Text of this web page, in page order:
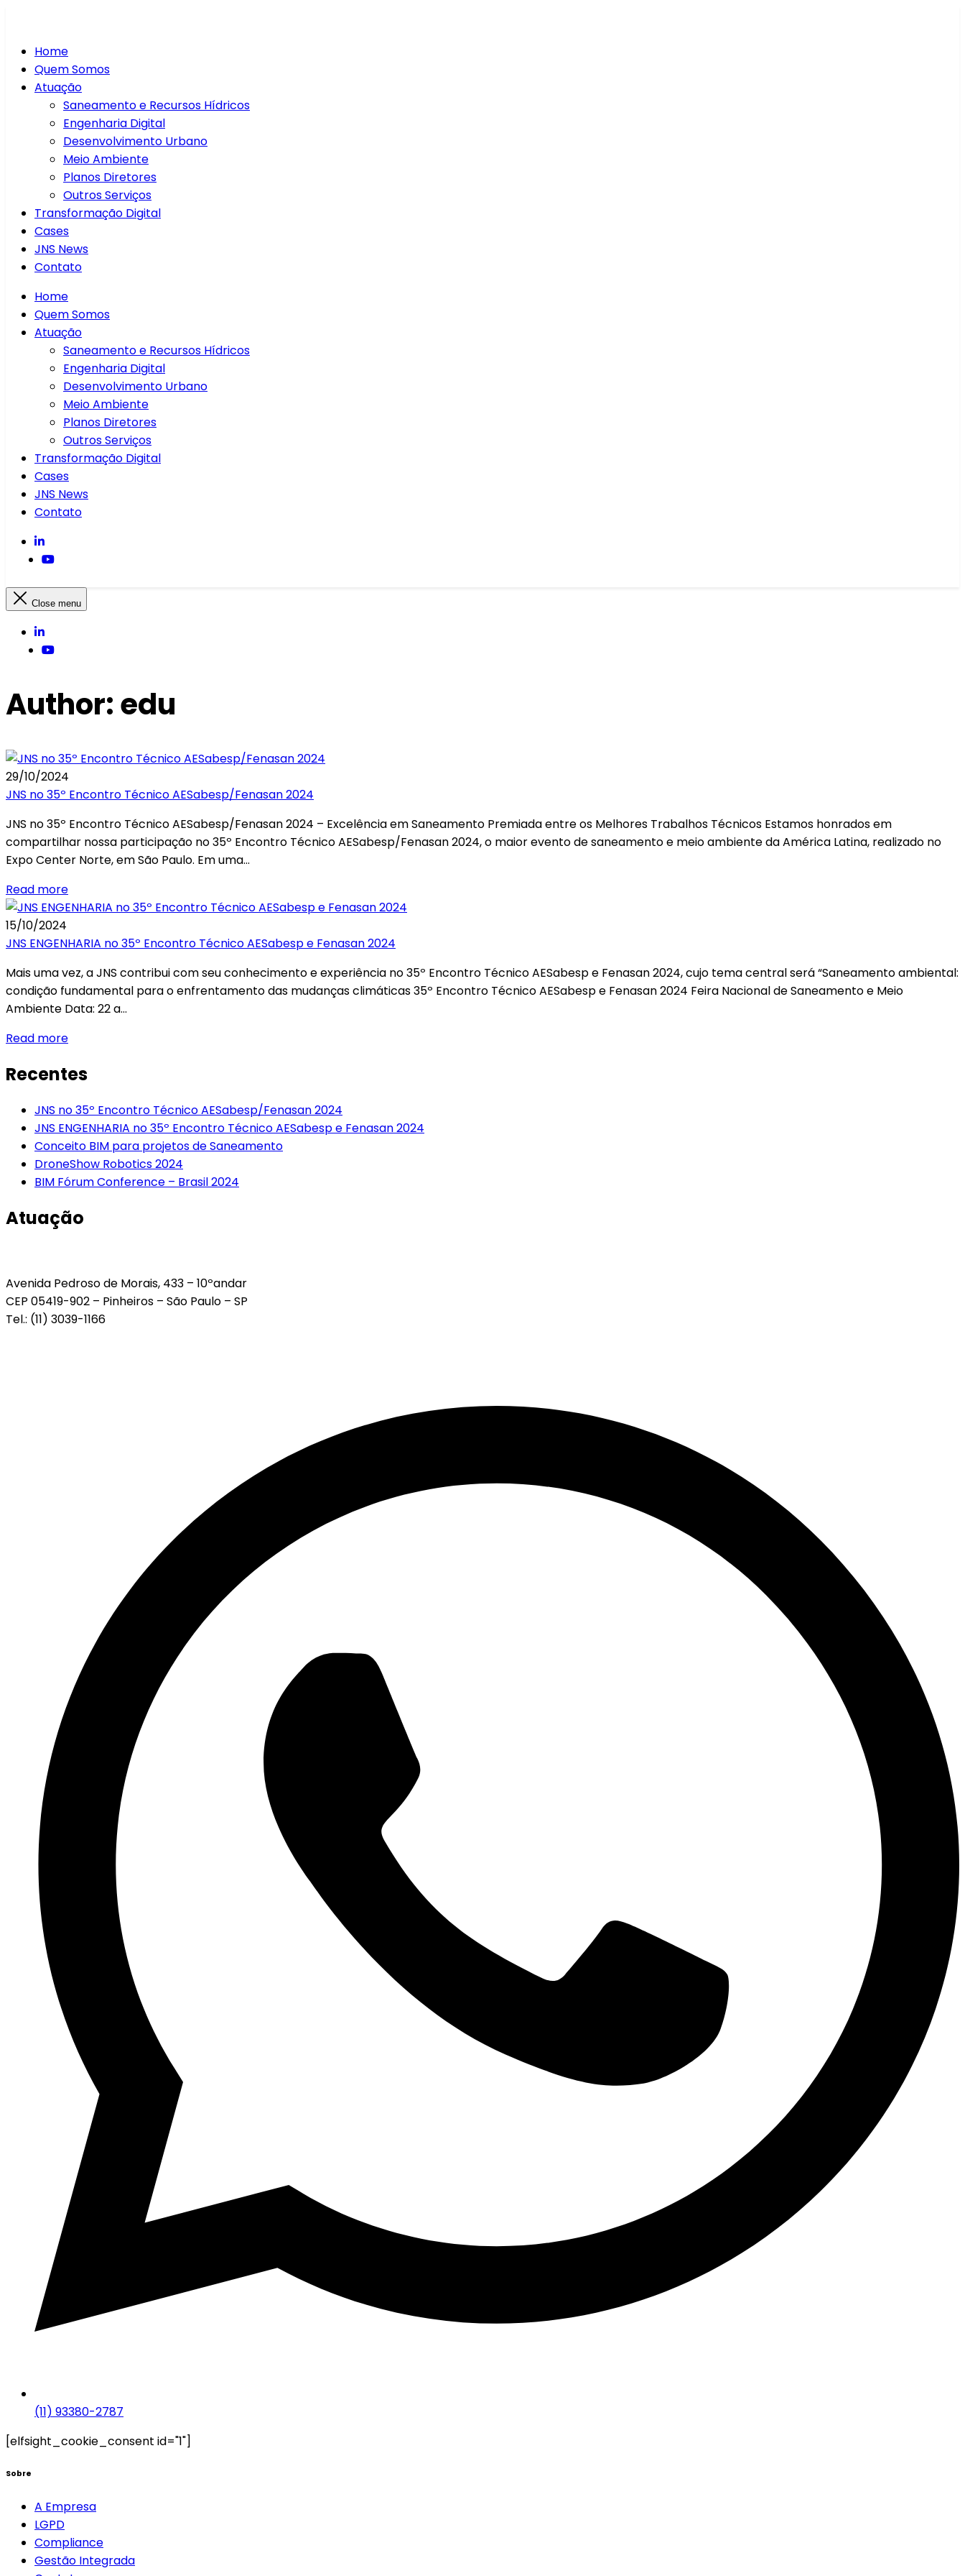
Home
Quem Somos
Atuação
Saneamento e Recursos Hídricos
Engenharia Digital
Desenvolvimento Urbano
Meio Ambiente
Planos Diretores
Outros Serviços
Transformação Digital
Cases
JNS News
Contato
Home
Quem Somos
Atuação
Saneamento e Recursos Hídricos
Engenharia Digital
Desenvolvimento Urbano
Meio Ambiente
Planos Diretores
Outros Serviços
Transformação Digital
Cases
JNS News
Contato
Close menu
Author: edu
29/10/2024
JNS no 35º Encontro Técnico AESabesp/Fenasan 2024
JNS no 35º Encontro Técnico AESabesp/Fenasan 2024 – Excelência em Saneamento Premiada entre os Melhores Trabalhos Técnicos Estamos honrados em
compartilhar nossa participação no 35º Encontro Técnico AESabesp/Fenasan 2024, o maior evento de saneamento e meio ambiente da América Latina, realizado no
Expo Center Norte, em São Paulo. Em uma…
Read more
15/10/2024
JNS ENGENHARIA no 35º Encontro Técnico AESabesp e Fenasan 2024
Mais uma vez, a JNS contribui com seu conhecimento e experiência no 35º Encontro Técnico AESabesp e Fenasan 2024, cujo tema central será “Saneamento ambiental:
condição fundamental para o enfrentamento das mudanças climáticas 35º Encontro Técnico AESabesp e Fenasan 2024 Feira Nacional de Saneamento e Meio
Ambiente Data: 22 a…
Read more
Recentes
JNS no 35º Encontro Técnico AESabesp/Fenasan 2024
JNS ENGENHARIA no 35º Encontro Técnico AESabesp e Fenasan 2024
Conceito BIM para projetos de Saneamento
DroneShow Robotics 2024
BIM Fórum Conference – Brasil 2024
Atuação
Avenida Pedroso de Morais, 433 – 10ºandar
CEP 05419-902 – Pinheiros – São Paulo – SP
Tel.: (11) 3039-1166
(11) 93380-2787
[elfsight_cookie_consent id="1"]
Sobre
A Empresa
LGPD
Compliance
Gestão Integrada